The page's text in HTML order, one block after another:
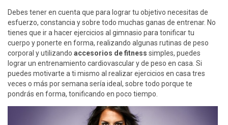
Debes tener en cuenta que para lograr tu objetivo necesitas de
esfuerzo, constancia y sobre todo muchas ganas de entrenar. No
tienes que ir a hacer ejercicios al gimnasio para tonificar tu
cuerpo y ponerte en forma, realizando algunas rutinas de peso
corporal y utilizando accesorios de fitness simples, puedes
lograr un entrenamiento cardiovascular y de peso en casa. Si
puedes motivarte a ti mismo al realizar ejercicios en casa tres
veces o más por semana sería ideal, sobre todo porque te
pondrás en forma, tonificando en poco tiempo.